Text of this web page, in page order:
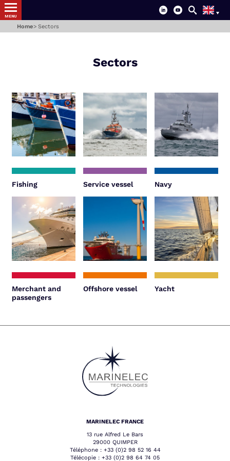
MENU
Home Sectors
Sectors
Fishing Service vessel Navy
Merchant and
passengers
Offshore vessel Yacht
MARINELEC FRANCE
13 rue Alfred Le Bars
29000 QUIMPER
Téléphone : +33 (0)2 98 52 16 44
Télécopie : +33 (0)2 98 64 74 05